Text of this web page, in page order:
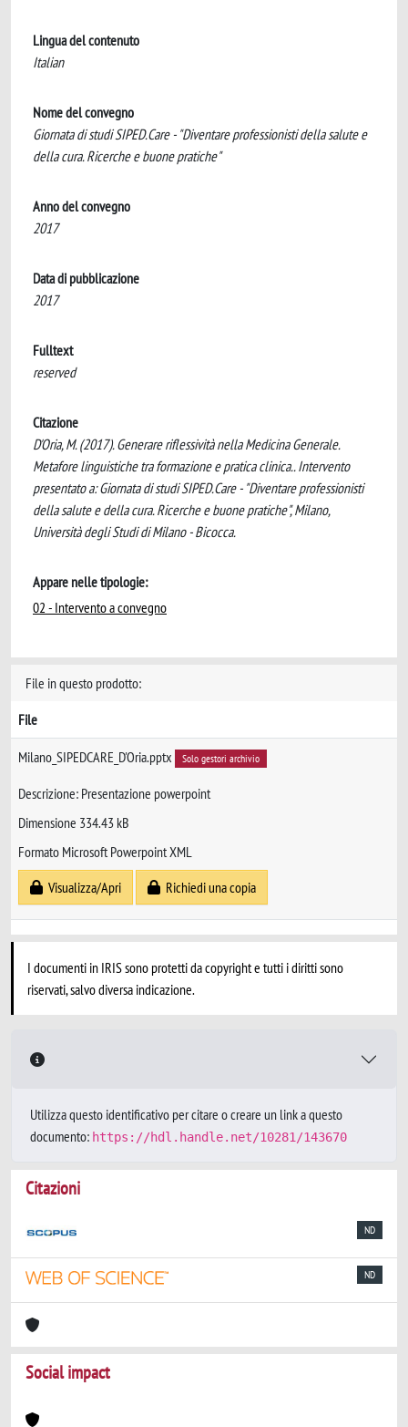
Lingua del contenuto
Italian
Nome del convegno
Giornata di studi SIPED.Care - "Diventare professionisti della salute e
della cura. Ricerche e buone pratiche"
Anno del convegno
2017
Data di pubblicazione
2017
Fulltext
reserved
Citazione
D'Oria, M. (2017). Generare riflessività nella Medicina Generale.
Metafore linguistiche tra formazione e pratica clinica.. Intervento
presentato a: Giornata di studi SIPED.Care - "Diventare professionisti
della salute e della cura. Ricerche e buone pratiche", Milano,
Università degli Studi di Milano - Bicocca.
Appare nelle tipologie:
02 - Intervento a convegno
File in questo prodotto:
File
Milano_SIPEDCARE_D'Oria.pptx Solo gestori archivio
Descrizione: Presentazione powerpoint
Dimensione 334.43 kB
Formato Microsoft Powerpoint XML
Visualizza/Apri
Richiedi una copia
I documenti in IRIS sono protetti da copyright e tutti i diritti sono
riservati, salvo diversa indicazione.
Utilizza questo identificativo per citare o creare un link a questo
documento: https://hdl.handle.net/10281/143670
Citazioni
ND
ND
Social impact